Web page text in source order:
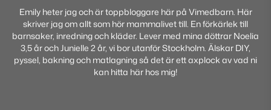
Emily heter jag och är toppbloggare här på Vimedbarn. Här
skriver jag om allt som hör mammalivet till. En förkärlek till
barnsaker, inredning och kläder. Lever med mina döttrar Noelia
3,5 år och Junielle 2 år, vi bor utanför Stockholm. Älskar DIY,
pyssel, bakning och matlagning så det är ett axplock av vad ni
kan hitta här hos mig!